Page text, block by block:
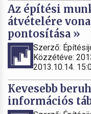
Az építési
átvételére
pontosítása »
Szerző:
Közzétéve:
2013.10.14.
Kevesebb
információs